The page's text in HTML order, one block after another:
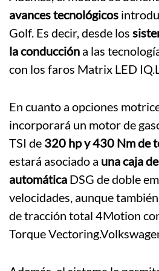
avances tecnológicos
Golf. Es decir, desde los
la conducción a las
con los faros Matrix LED
En cuanto a opciones
incorporará un motor de
TSI de 320 hp y 430 Nm de
estará asociado a una caja
automática DSG de doble
velocidades, aunque
de tracción total 4Motion
Torque